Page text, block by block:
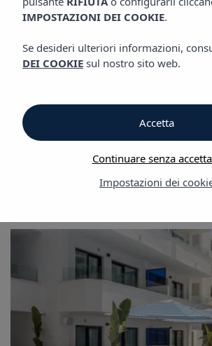
Galleria
Appartamenti Vibra
IMPOSTAZIONI DEI COOKIE.
Se desideri ulteriori informazioni,
DEI COOKIE sul nostro sito web.
Impostazioni dei
Continuare senza
Accetta